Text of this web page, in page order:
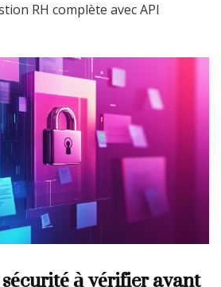
RH complète avec API